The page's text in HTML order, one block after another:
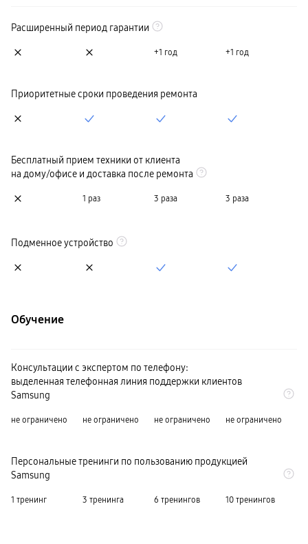
Расширенный период гарантии
+1 год +1 год
Приоритетные сроки проведения ремонта
Бесплатный прием техники от клиента
на дому/офисе и доставка после ремонта
1 раз 3 раза 3 раза
Подменное устройство
Обучение
Консультации с экспертом по телефону:
выделенная телефонная линия поддержки клиентов
Samsung
не ограничено не ограничено не ограничено не ограничено
Персональные тренинги по пользованию продукцией
Samsung
1 тренинг 3 тренинга 6 тренингов 10 тренингов